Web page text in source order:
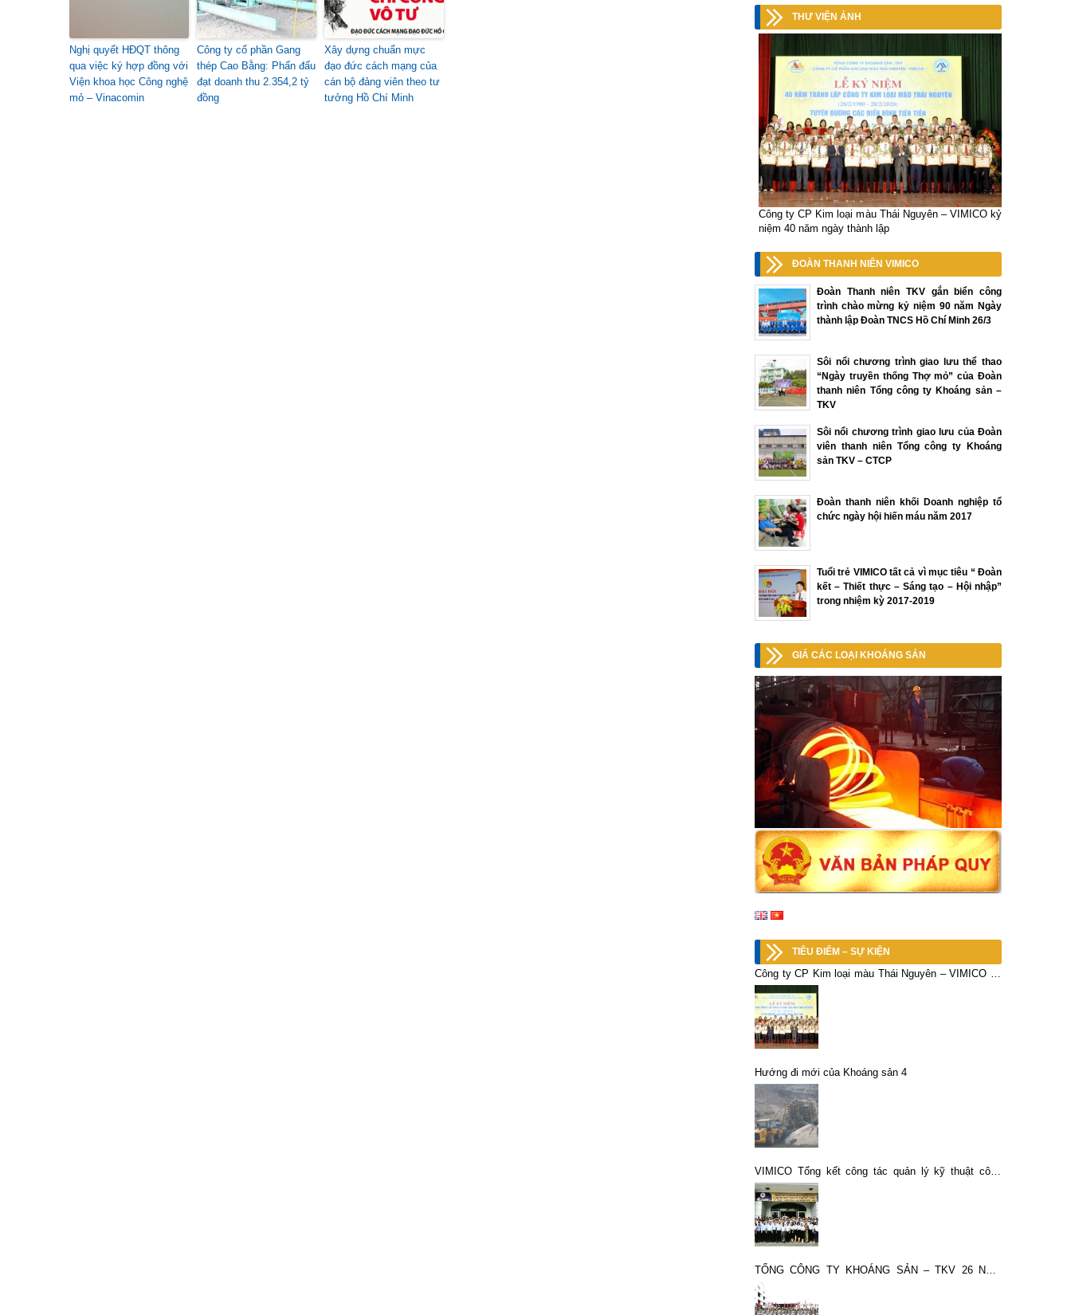
Nghị quyết HĐQT thông
qua việc ký hợp đồng với
Viện khoa học Công nghệ
mỏ – Vinacomin
Công ty cổ phần Gang
thép Cao Bằng: Phấn đấu
đạt doanh thu 2.354,2 tỷ
đồng
Xây dựng chuẩn mực
đạo đức cách mạng của
cán bộ đảng viên theo tư
tưởng Hồ Chí Minh
THƯ VIỆN ẢNH
Công ty CP Kim loại màu Thái Nguyên – VIMICO kỷ
niệm 40 năm ngày thành lập
ĐOÀN THANH NIÊN VIMICO
Đoàn Thanh niên TKV gắn biển công
trình chào mừng kỷ niệm 90 năm Ngày
thành lập Đoàn TNCS Hồ Chí Minh 26/3
Sôi nổi chương trình giao lưu thể thao
“Ngày truyền thống Thợ mỏ” của Đoàn
thanh niên Tổng công ty Khoáng sản –
TKV
Sôi nổi chương trình giao lưu của Đoàn
viên thanh niên Tổng công ty Khoáng
sản TKV – CTCP
Đoàn thanh niên khối Doanh nghiệp tổ
chức ngày hội hiến máu năm 2017
Tuổi trẻ VIMICO tất cả vì mục tiêu “ Đoàn
kết – Thiết thực – Sáng tạo – Hội nhập”
trong nhiệm kỳ 2017-2019
GIÁ CÁC LOẠI KHOÁNG SẢN
TIÊU ĐIỂM – SỰ KIỆN
Công ty CP Kim loại màu Thái Nguyên – VIMICO kỷ
niệm 40 năm ngày thành lập
Hướng đi mới của Khoáng sản 4
VIMICO Tổng kết công tác quản lý kỹ thuật công
nghệ giai đoạn 2017 – 2021
TỔNG CÔNG TY KHOÁNG SẢN – TKV 26 NĂM
VỮNG VÀNG TIẾN BƯỚC